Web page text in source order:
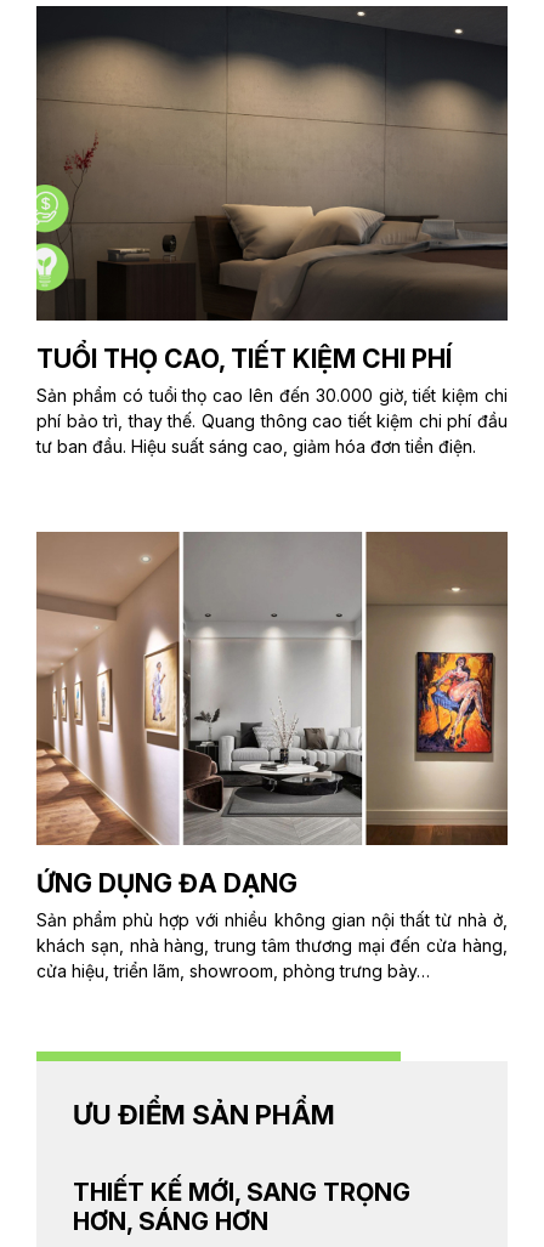
TUỔI THỌ CAO, TIẾT KIỆM CHI PHÍ
Sản phẩm có tuổi thọ cao lên đến 30.000 giờ, tiết kiệm chi
phí bảo trì, thay thế. Quang thông cao tiết kiệm chi phí đầu
tư ban đầu. Hiệu suất sáng cao, giảm hóa đơn tiền điện.
ỨNG DỤNG ĐA DẠNG
Sản phẩm phù hợp với nhiều không gian nội thất từ nhà ở,
khách sạn, nhà hàng, trung tâm thương mại đến cửa hàng,
cửa hiệu, triển lãm, showroom, phòng trưng bày…
ƯU ĐIỂM SẢN PHẨM
THIẾT KẾ MỚI, SANG TRỌNG
HƠN, SÁNG HƠN